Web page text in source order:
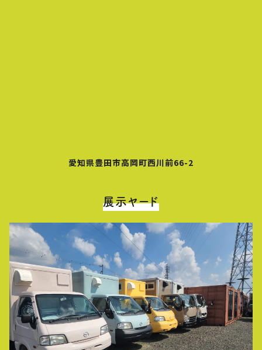
愛知県豊田市高岡町西川前66-2
展示ヤード